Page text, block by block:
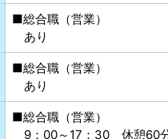
■総合職（営業）
あり
■総合職（営業）
あり
■総合職（営業）
9：00～17：30 休憩60